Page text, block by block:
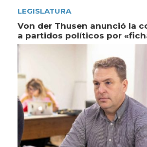
LEGISLATURA
Von der Thusen anunció la
a partidos políticos por